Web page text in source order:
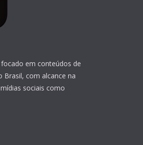
em conteúdos de
Brasil, com alcance na
sociais como